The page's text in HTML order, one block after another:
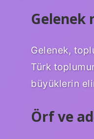
Gelenek
Gelenek,
Türk
büyüklerin
Örf ve